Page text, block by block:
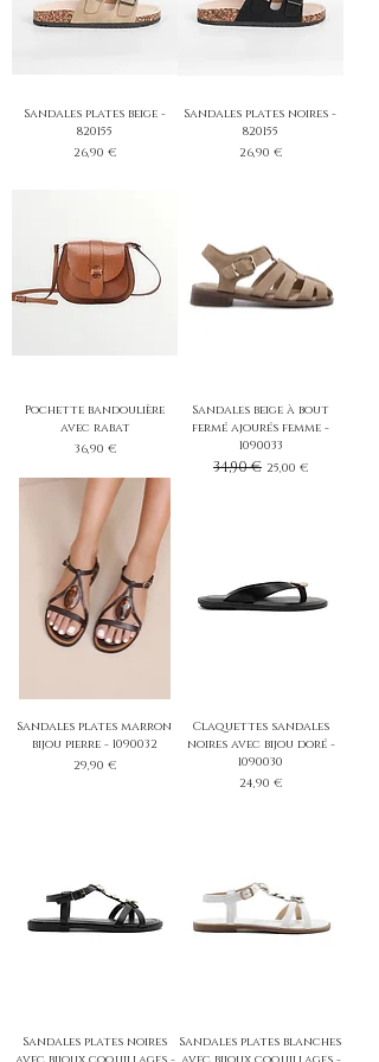
Sandales plates beige -
820155
Prix
26,90 €
Sandales plates noires -
820155
Prix
26,90 €
Pochette bandoulière
avec rabat
Prix
36,90 €
Sandales beige à bout
fermé ajourés femme -
1090033
Prix original
34,90 € Prix promotionnel
25,00 €
Sandales plates marron
bijou pierre - 1090032
Prix
29,90 €
Claquettes sandales
noires avec bijou doré -
1090030
Prix
24,90 €
Sandales plates noires
Sandales plates blanches